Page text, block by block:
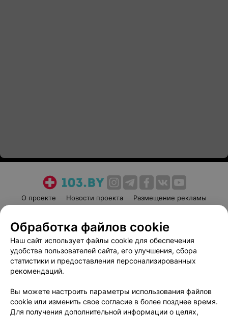
О проекте Новости проекта
Размещение рекламы
Пользовательское соглашение
Способы оплаты
Вакансии
Партнеры
Написать руководителю 103.by
Обработка персональных данных
Обработка файлов cookie
Наш сайт использует файлы cookie для обеспечения
удобства пользователей сайта, его улучшения, сбора
статистики и предоставления персонализированных
рекомендаций.
Вы можете настроить параметры использования файлов
cookie или изменить свое согласие в более позднее время.
Для получения дополнительной информации о целях,